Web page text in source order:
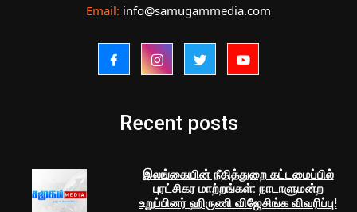
Email: info@samugammedia.com
Recent posts
இலங்கையின் நீதித்துறை கட்டமைப்பில்
புரட்சிகர மாற்றங்கள்: நாடாளுமன்ற
உறுப்பினர் ஹிருணி விஜேசிங்க விவரிப்பு!